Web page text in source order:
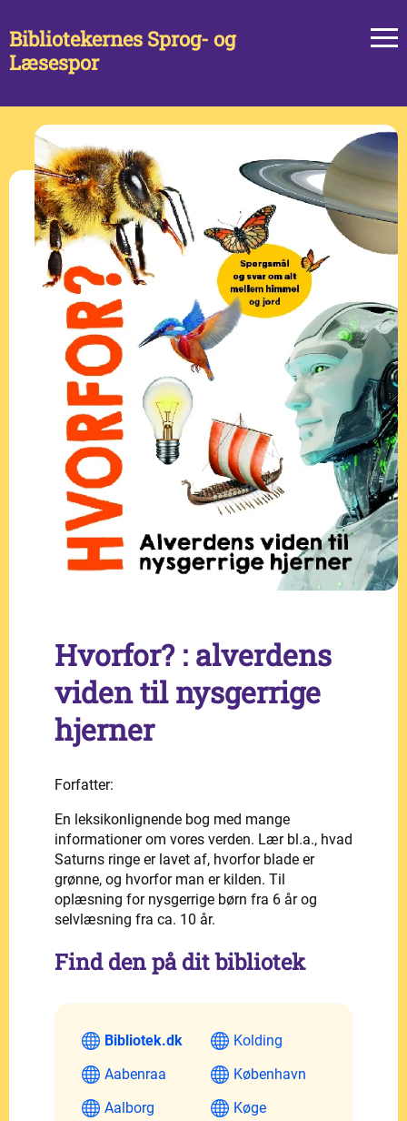
Bibliotekernes Sprog- og
Læsespor
Hvorfor? : alverdens
viden til nysgerrige
hjerner
Forfatter:
En leksikonlignende bog med mange
informationer om vores verden. Lær bl.a., hvad
Saturns ringe er lavet af, hvorfor blade er
grønne, og hvorfor man er kilden. Til
oplæsning for nysgerrige børn fra 6 år og
selvlæsning fra ca. 10 år.
Find den på dit bibliotek
Bibliotek.dk
Aabenraa
Aalborg
Kolding
København
Køge